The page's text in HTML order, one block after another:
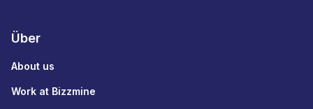
Über
About us
Work at Bizzmine